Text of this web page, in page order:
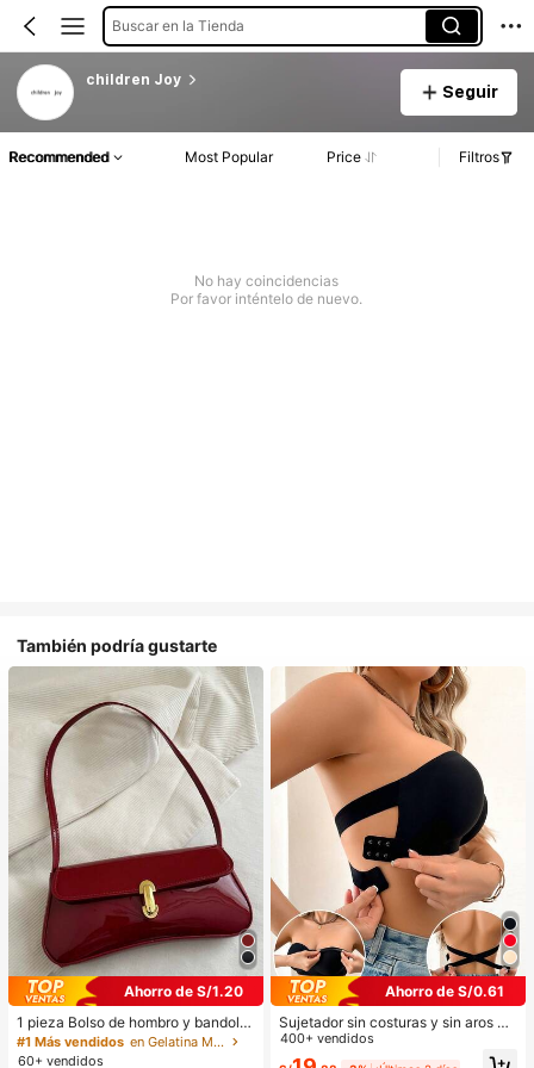
Buscar en la Tienda
children Joy
Seguir
Recommended Most Popular Price Filtros
No hay coincidencias
Por favor inténtelo de nuevo.
También podría gustarte
Ahorro de S/1.20
1 pieza Bolso de hombro y bandoler
a de cuero sintético aceitado retro
para mujer, adecuado para citas, sa
#1 Más vendidos
en Gelatina Monedero
60+ vendidos
Ahorro de S/0.61
Sujetador sin costuras y sin aros pa
ra mujer, sexy con laterales antidesl
izantes, almohadillas extraíbles y e
400+ vendidos